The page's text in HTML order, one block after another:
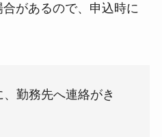
があるので、申込時に
勤務先へ連絡がき